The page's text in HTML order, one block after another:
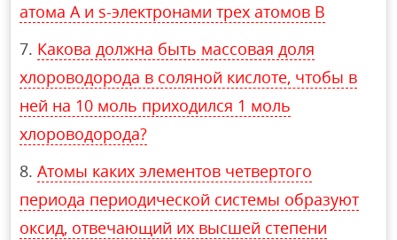
атома А и s-электронами трех атомов В
Какова должна быть массовая доля
хлороводорода в соляной кислоте, чтобы в
ней на 10 моль приходился 1 моль
хлороводорода?
Атомы каких элементов четвертого
периода периодической системы образуют
оксид, отвечающий их высшей степени